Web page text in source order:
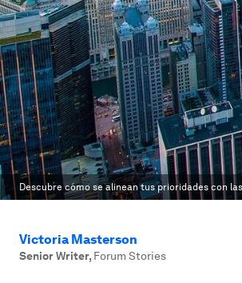
Descubre cómo se alinean tus prioridades con
Victoria Masterson
Senior Writer, Forum Stories